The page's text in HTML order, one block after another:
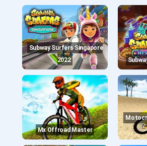
Subway Surfers Singapore
2022
Mx Offroad Master
Motocross Beach Stunts